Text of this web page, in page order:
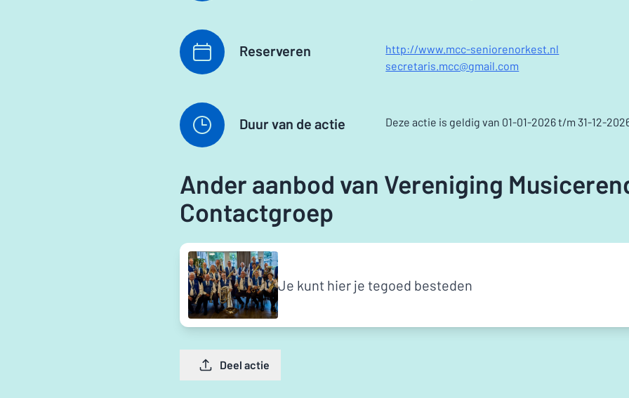
Reserveren
http://www.mcc-seniorenorkest.nl
secretaris.mcc@gmail.com
Duur van de actie Deze actie is geldig van 01-01-2026 t/m 31-12-
Ander aanbod van Vereniging
Contactgroep
Je kunt hier je tegoed besteden
Deel actie